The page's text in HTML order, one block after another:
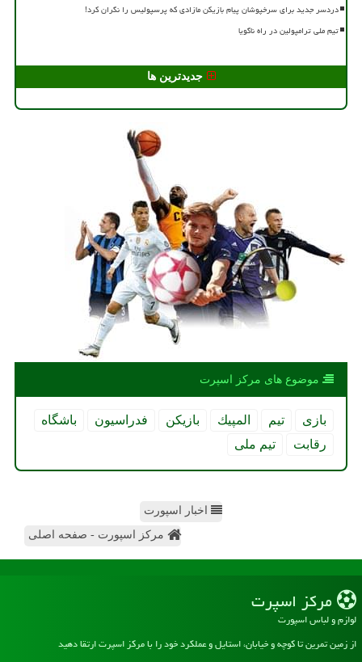
دردسر جدید برای سرخپوشان پیام بازیکن مازادی که پرسپولیس را نگران کرد!
تیم ملی ترامپولین در راه ناگویا
جدیدترین ها
موضوع های مركز اسپرت
بازی تیم المپیك بازیكن فدراسیون
باشگاه
رقابت
تیم ملی
اخبار اسپورت
مرکز اسپورت - صفحه اصلی
مركز اسپرت
لوازم و لباس اسپورت
از زمین تمرین تا کوچه و خیابان، استایل و عملکرد خود را با مرکز اسپرت ارتقا دهید